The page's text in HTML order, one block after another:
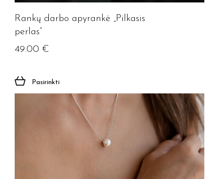
Rankų darbo apyrankė „Pilkasis
perlas”
49.00 €
Pasirinkti